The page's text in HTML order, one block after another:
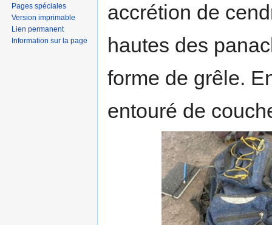
accrétion de
hautes des
forme de grêle.
entouré de
Pages spéciales
Version imprimable
Lien permanent
Information sur la page